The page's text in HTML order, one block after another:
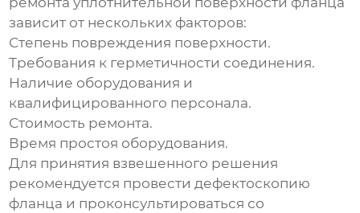
зависит от нескольких факторов:
Степень повреждения поверхности.
Требования к герметичности соединения.
Наличие оборудования и
квалифицированного персонала.
Стоимость ремонта.
Время простоя оборудования.
Для принятия взвешенного решения
рекомендуется провести дефектоскопию
фланца и проконсультироваться со